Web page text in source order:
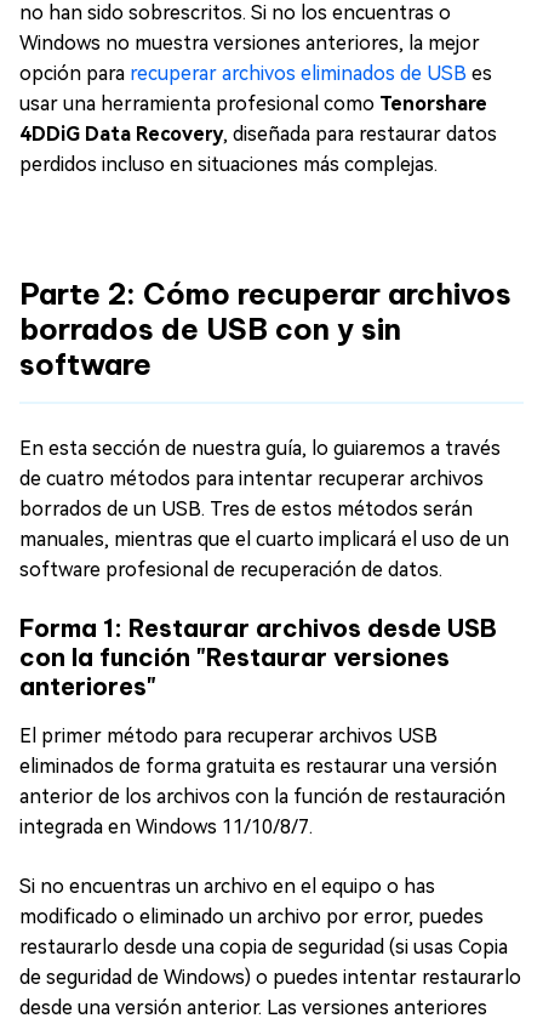
no han sido sobrescritos. Si no los encuentras o
Windows no muestra versiones anteriores, la mejor
opción para recuperar archivos eliminados de USB es
usar una herramienta profesional como Tenorshare
4DDiG Data Recovery, diseñada para restaurar datos
perdidos incluso en situaciones más complejas.
Parte 2: Cómo recuperar archivos
borrados de USB con y sin
software
En esta sección de nuestra guía, lo guiaremos a través
de cuatro métodos para intentar recuperar archivos
borrados de un USB. Tres de estos métodos serán
manuales, mientras que el cuarto implicará el uso de un
software profesional de recuperación de datos.
Forma 1: Restaurar archivos desde USB
con la función "Restaurar versiones
anteriores"
El primer método para recuperar archivos USB
eliminados de forma gratuita es restaurar una versión
anterior de los archivos con la función de restauración
integrada en Windows 11/10/8/7.
Si no encuentras un archivo en el equipo o has
modificado o eliminado un archivo por error, puedes
restaurarlo desde una copia de seguridad (si usas Copia
de seguridad de Windows) o puedes intentar restaurarlo
desde una versión anterior. Las versiones anteriores